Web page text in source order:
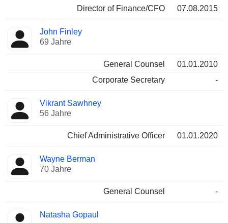
Director of Finance/CFO 07.08.2015
John Finley
69 Jahre
General Counsel
01.01.2010
Corporate Secretary
-
Vikrant Sawhney
56 Jahre
Chief Administrative Officer 01.01.2020
Wayne Berman
70 Jahre
General Counsel -
Natasha Gopaul